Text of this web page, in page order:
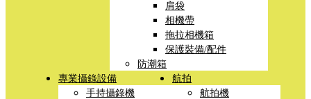
肩袋
相機帶
拖拉相機箱
保護裝備/配件
防潮箱
專業攝錄設備
手持攝錄機
航拍
航拍機